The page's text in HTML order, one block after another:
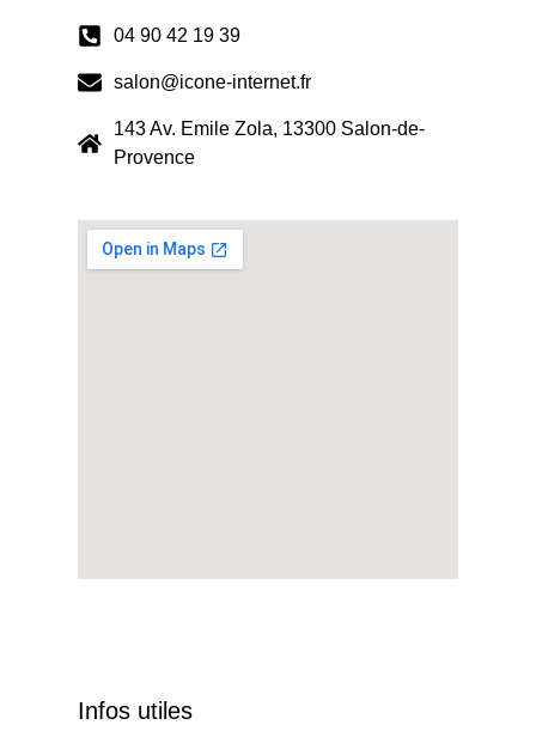
04 90 42 19 39
salon@icone-internet.fr
143 Av. Emile Zola, 13300 Salon-de-
Provence
Infos utiles